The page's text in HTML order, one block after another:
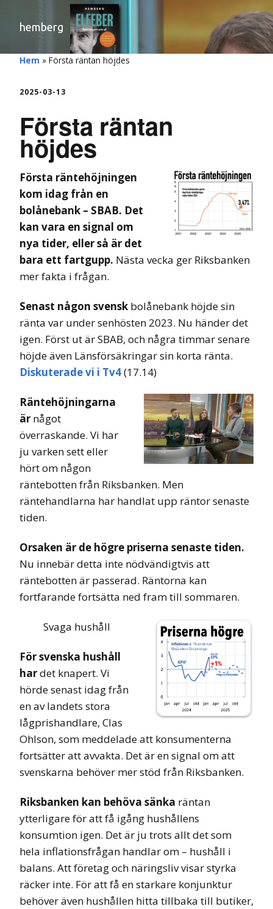
hemberg
Hem » Första räntan höjdes
2025-03-13
Första räntan
höjdes
Första räntehöjningen
kom idag från en
bolånebank – SBAB. Det
kan vara en signal om
nya tider, eller så är det
bara ett fartgupp. Nästa vecka ger Riksbanken
mer fakta i frågan.
Senast någon svensk bolånebank höjde sin
ränta var under senhösten 2023. Nu händer det
igen. Först ut är SBAB, och några timmar senare
höjde även Länsförsäkringar sin korta ränta.
Diskuterade vi i Tv4(17.14)
Räntehöjningarna
är något
överraskande. Vi har
ju varken sett eller
hört om någon
räntebotten från Riksbanken. Men
räntehandlarna har handlat upp räntor senaste
tiden.
Orsaken är de högre priserna senaste tiden.
Nu innebär detta inte nödvändigtvis att
räntebotten är passerad. Räntorna kan
fortfarande fortsätta ned fram till sommaren.
Svaga hushåll
För svenska hushåll
hardet knapert. Vi
hörde senast idag från
en av landets stora
lågprishandlare, Clas
Ohlson, som meddelade att konsumenterna
fortsätter att avvakta. Det är en signal om att
svenskarna behöver mer stöd från Riksbanken.
Riksbanken kan behöva sänka räntan
ytterligare för att få igång hushållens
konsumtion igen. Det är ju trots allt det som
hela inflationsfrågan handlar om – hushåll i
balans. Att företag och näringsliv visar styrka
räcker inte. För att få en starkare konjunktur
behöver även hushållen hitta tillbaka till butiker,